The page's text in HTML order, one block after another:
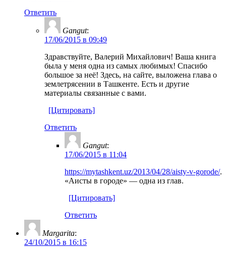
Ответить
Gangut:
17/06/2015 в 09:49
Здравствуйте, Валерий Михайлович! Ваша книга
была у меня одна из самых любимых! Спасибо
большое за неё! Здесь, на сайте, выложена глава о
землетрясении в Ташкенте. Есть и другие
материалы связанные с вами.
[Цитировать]
Ответить
Gangut:
17/06/2015 в 11:04
https://mytashkent.uz/2013/04/28/aisty-v-gorode/.
«Аисты в городе» — одна из глав.
[Цитировать]
Ответить
Margarita:
24/10/2015 в 16:15